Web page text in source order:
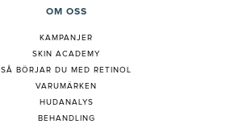
OM OSS
KAMPANJER
SKIN ACADEMY
SÅ BÖRJAR DU MED RETINOL
VARUMÄRKEN
HUDANALYS
BEHANDLING